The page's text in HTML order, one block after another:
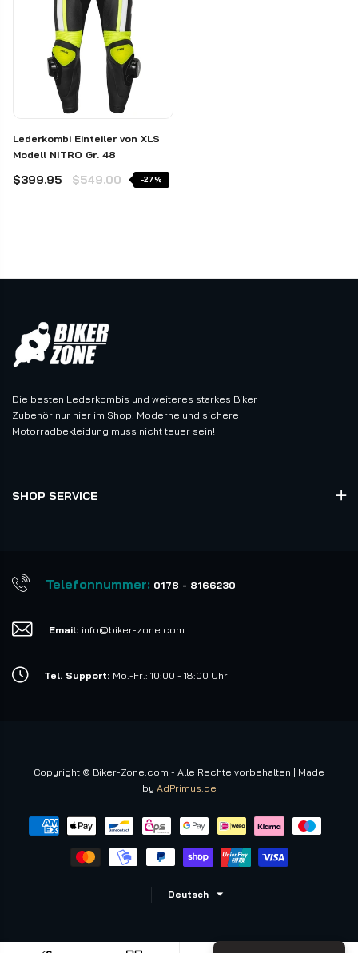
Lederkombi Einteiler von XLS
Modell NITRO Gr. 48
$399.95 $549.00 -27%
Die besten Lederkombis und weiteres starkes Biker
Zubehör nur hier im Shop. Moderne und sichere
Motorradbekleidung muss nicht teuer sein!
SHOP SERVICE
Telefonnummer: 0178 - 8166230
Email: info@biker-zone.com
Tel. Support: Mo.-Fr.: 10:00 - 18:00 Uhr
Copyright © Biker-Zone.com - Alle Rechte vorbehalten | Made
by AdPrimus.de
Deutsch